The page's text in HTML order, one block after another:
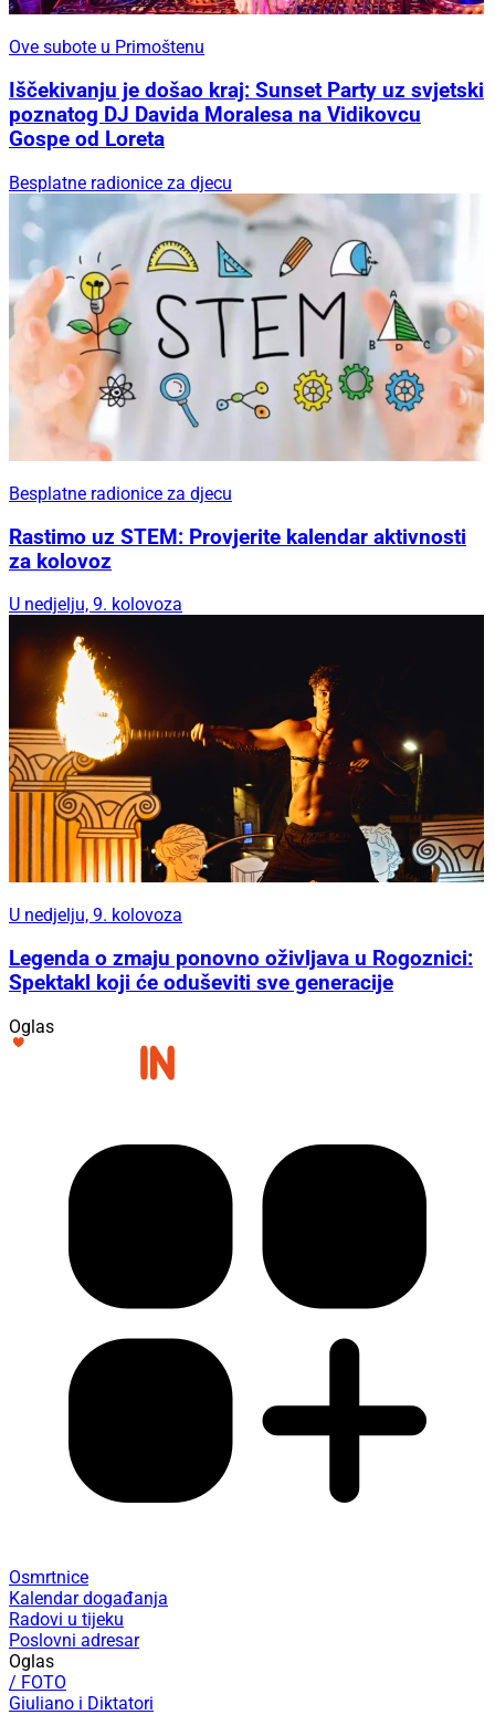
Ove subote u Primoštenu
Iščekivanju je došao kraj: Sunset Party uz svjetski
poznatog DJ Davida Moralesa na Vidikovcu
Gospe od Loreta
Besplatne radionice za djecu
Besplatne radionice za djecu
Rastimo uz STEM: Provjerite kalendar aktivnosti
za kolovoz
U nedjelju, 9. kolovoza
U nedjelju, 9. kolovoza
Legenda o zmaju ponovno oživljava u Rogoznici:
Spektakl koji će oduševiti sve generacije
Oglas
Osmrtnice
Kalendar događanja
Radovi u tijeku
Poslovni adresar
Oglas
/ FOTO
Giuliano i Diktatori